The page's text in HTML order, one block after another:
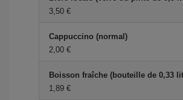
3,50 €
Cappuccino (normal)
2,00 €
Boisson fraîche (bouteille de 0,33
1,89 €